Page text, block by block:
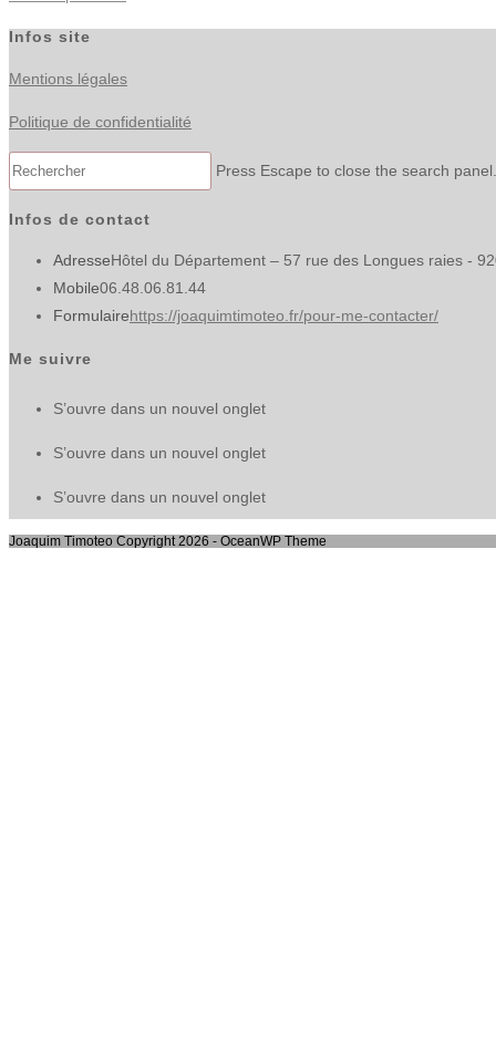
Infos site
Mentions légales
Politique de confidentialité
Press Escape to close the search panel.
Infos de contact
AdresseHôtel du Département – 57 rue des Longues raies -
Mobile06.48.06.81.44
Formulairehttps://joaquimtimoteo.fr/pour-me-contacter/
Me suivre
S’ouvre dans un nouvel onglet
S’ouvre dans un nouvel onglet
S’ouvre dans un nouvel onglet
Joaquim Timoteo Copyright 2026 - OceanWP Theme